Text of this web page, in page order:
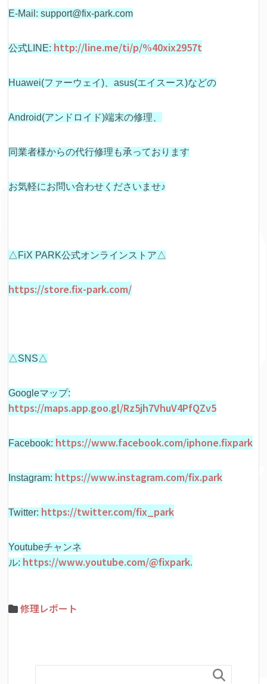
E-Mail: support@fix-park.com
公式LINE: http://line.me/ti/p/%40xix2957t
Huawei(ファーウェイ)、asus(エイスース)などの
Android(アンドロイド)端末の修理、
同業者様からの代行修理も承っております
お気軽にお問い合わせくださいませ♪
△FiX PARK公式オンラインストア△
https://store.fix-park.com/
△SNS△
Googleマップ:
https://maps.app.goo.gl/Rz5jh7VhuV4PfQZv5
Facebook: https://www.facebook.com/iphone.fixpark
Instagram: https://www.instagram.com/fix.park
Twitter: https://twitter.com/fix_park
Youtubeチャンネ
ル: https://www.youtube.com/@fixpark.
修理レポート
